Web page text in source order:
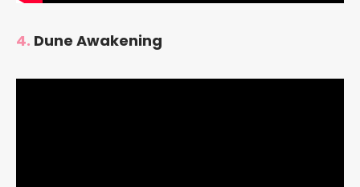
4. Dune Awakening